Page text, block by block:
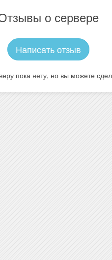
о сервере
Написать отзыв
пока нету, но вы можете